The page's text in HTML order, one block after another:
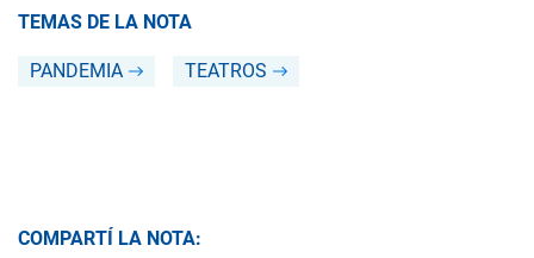
TEMAS DE LA NOTA
PANDEMIA TEATROS
COMPARTÍ LA NOTA: